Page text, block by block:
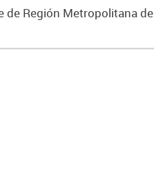
de Región Metropolitana de